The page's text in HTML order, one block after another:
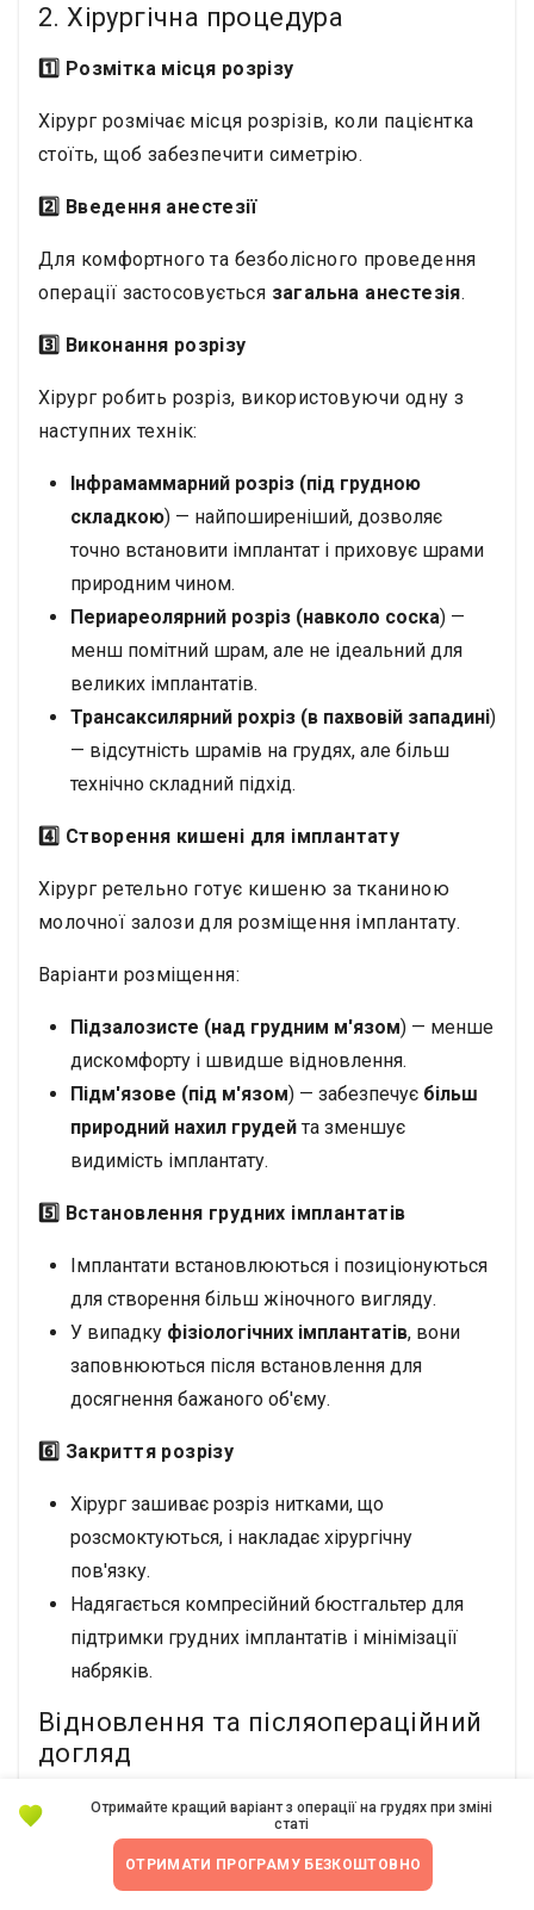
2. Хірургічна процедура
1️⃣ Розмітка місця розрізу
Хірург розмічає місця розрізів, коли пацієнтка
стоїть, щоб забезпечити симетрію.
2️⃣ Введення анестезії
Для комфортного та безболісного проведення
операції застосовується загальна анестезія.
3️⃣ Виконання розрізу
Хірург робить розріз, використовуючи одну з
наступних технік:
Інфрамаммарний розріз (під грудною
складкою) — найпоширеніший, дозволяє
точно встановити імплантат і приховує шрами
природним чином.
Периареолярний розріз (навколо соска) —
менш помітний шрам, але не ідеальний для
великих імплантатів.
Трансаксилярний рохріз (в пахвовій западині)
— відсутність шрамів на грудях, але більш
технічно складний підхід.
4️⃣ Створення кишені для імплантату
Хірург ретельно готує кишеню за тканиною
молочної залози для розміщення імплантату.
Варіанти розміщення:
Підзалозисте (над грудним м'язом) — менше
дискомфорту і швидше відновлення.
Підм'язове (під м'язом) — забезпечує більш
природний нахил грудей та зменшує
видимість імплантату.
5️⃣ Встановлення грудних імплантатів
Імплантати встановлюються і позиціонуються
для створення більш жіночного вигляду.
У випадку фізіологічних імплантатів, вони
заповнюються після встановлення для
досягнення бажаного об'єму.
6️⃣ Закриття розрізу
Хірург зашиває розріз нитками, що
розсмоктуються, і накладає хірургічну
пов'язку.
Надягається компресійний бюстгальтер для
підтримки грудних імплантатів і мінімізації
набряків.
Відновлення та післяопераційний
догляд
Відновлення після операції на верхній частині
тіла MTF відбувається поступово, більшість
пацієнток повертаються до повсякденної
Отримайте кращий варіант з операції на грудях при зміні
статі
ОТРИМАТИ ПРОГРАМУ БЕЗКОШТОВНО